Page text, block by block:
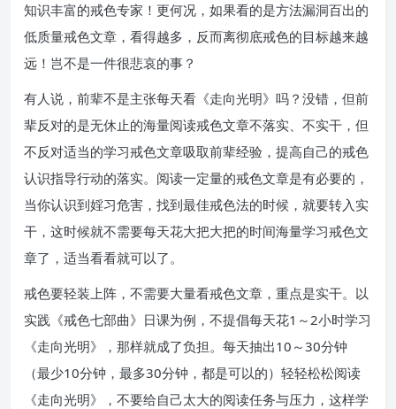
知识丰富的戒色专家！更何况，如果看的是方法漏洞百出的
低质量戒色文章，看得越多，反而离彻底戒色的目标越来越
远！岂不是一件很悲哀的事？
有人说，前辈不是主张每天看《走向光明》吗？没错，但前
辈反对的是无休止的海量阅读戒色文章不落实、不实干，但
不反对适当的学习戒色文章吸取前辈经验，提高自己的戒色
认识指导行动的落实。阅读一定量的戒色文章是有必要的，
当你认识到婬习危害，找到最佳戒色法的时候，就要转入实
干，这时候就不需要每天花大把大把的时间海量学习戒色文
章了，适当看看就可以了。
戒色要轻装上阵，不需要大量看戒色文章，重点是实干。以
实践《戒色七部曲》日课为例，不提倡每天花1～2小时学习
《走向光明》，那样就成了负担。每天抽出10～30分钟
（最少10分钟，最多30分钟，都是可以的）轻轻松松阅读
《走向光明》，不要给自己太大的阅读任务与压力，这样学